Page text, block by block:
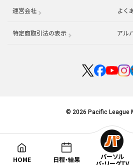
運営会社 （別ウィンドウで開く） よく
特定商取引法の表示 アル
© 2026 Pacific League
HOME 日程・結果
パーソル
パ・リーグTV